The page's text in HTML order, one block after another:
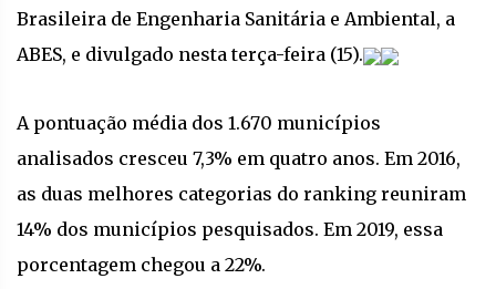
Brasileira de Engenharia Sanitária e Ambiental, a
ABES, e divulgado nesta terça-feira (15).
A pontuação média dos 1.670 municípios
analisados cresceu 7,3% em quatro anos. Em 2016,
as duas melhores categorias do ranking reuniram
14% dos municípios pesquisados. Em 2019, essa
porcentagem chegou a 22%.